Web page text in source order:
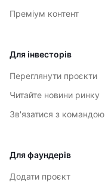
Преміум контент
Для інвесторів
Переглянути проєкти
Читайте новини ринку
Зв'язатися з командою
Для фаундерів
Додати проєкт